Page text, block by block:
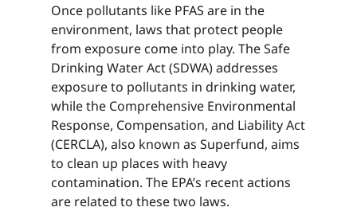
Once pollutants like PFAS are in the
environment, laws that protect people
from exposure come into play. The Safe
Drinking Water Act (SDWA) addresses
exposure to pollutants in drinking water,
while the Comprehensive Environmental
Response, Compensation, and Liability Act
(CERCLA), also known as Superfund, aims
to clean up places with heavy
contamination. The EPA’s recent actions
are related to these two laws.​​​​‌ ‍ ​‍​‍‌‍ ‌ ​‍‌‍‍‌‌‍‌ ‌‍‍‌‌‍ ‍​‍​‍​ ‍‍​‍​‍‌ ​ ‌‍​‌‌‍ ‍‌‍‍‌‌ ‌​‌ ‍‌​‍ ‍‌‍‍‌‌‍ ​‍​‍​‍ ​​‍​‍‌‍‍​‌ ​‍‌‍‌‌‌‍‌‍​‍​‍​ ‍‍​‍​‍‌‍‍​‌ ‌​‌ ‌​‌ ​​‌ ​ ​ ‍‍​‍ ​‍ ‌‍​ ‌‍ ‌‌ ​ ​‍ ‍‌‍ ‌‌‍​‌‌‍‍‌‌‍ ‍​‍ ‍​ ​‍​ ​​​ ​‍​ ‌​‌ ​‍‌‍‌‌‌‍‌​‌‍‌‌‌ ​ ‌‍‍‌‌‍‌ ‌‍ ‍​‍ ‍‌ ​‍‌‍‍‌‌ ‌‍‌‍‌‌‌ ​‍‌‍‍ ‌‍‌‌‌‍‌‌‌ ​​‌‍‌‌‌ ​‍​‍ ‍‌‍ ‌ ​‍‌‍‌ ​‍ ‌‍‍‌‌‍ ‍‌ ‌​‌‍‌‌‌‍ ‍‌ ‌​​‍ ‌‍‌‌‌‍‌​‌‍‍‌‌ ‌​​‍ ‌‍ ‌‌‍ ‌‍‌​‌‍‌‌​ ‌‌ ​​‌ ​‍‌‍‌‌‌ ​ ‌‍‌‌‌‍ ‍‌ ‌​‌‍​‌‌ ‌​‌‍‍‌‌‍ ‌‍ ‍​ ‍ ‌‍‍‌‌‍‌​​ ‌‌‍​ ​ ​‍‌‍‌‍​ ​​​ ​‌‌‍​ ​ ‌ ​ ‌ ​‍ ‌‌‍​‍​ ‌​​ ​‌‌‍​‌​‍ ‌​ ‌​​ ‌​‌‍​‌​ ‌​​‍ ‌‌‍​‌​ ​​‌‍​‌‌‍‌‌​‍ ‌​ ‌‍​ ‌ ​ ‌‌‌‍​ ​ ‌​​ ‍​​ ‍‌​ ​‍​ ‌ ​ ​ ​ ​​​ ‌​​ ‍ ‌ ‌​‌ ‍‌‌ ​​‌‍‌‌​ ‌‌‍​‌‌ ​‍‌ ‌​‌‍‍‌‌‍​ ‌‍ ​‌‍‌‌​ ‍ ‌ ​​‌‍​‌‌ ‌​‌‍‍​​ ‌‌‍​ ‌‍ ‌‍ ‍‌ ‌​‌‍‌‌‌‍ ‍‌ ‌​​‍‌‌​ ‌‌‌​​‍‌‌ ‌‍‍ ‌‍‌‌‌ ‍‌​‍‌‌​ ​ ‌​‌​​‍‌‌​ ​ ‌​‌​​‍‌‌​ ​‍​ ​‍​ ‌​​ ​‍​ ‌ ​ ​ ​ ‌‌‌‍‌​​ ​ ‌‍​‍​ ‍‌​ ‍​‌‍‌​‌‍​‌​‍‌‌​ ​‍​ ​‍​‍‌‌​ ‌‌‌​‌​​‍ ‍‌‍​ ‌‍‍​‌‍‍‌‌‍ ​‌‍‌​‌ ​‍‌‍‌‌‌‍ ‍​‍‌‌​ ‌‌‌​​‍‌‌ ‌‍‍ ‌‍‌‌‌ ‍‌​‍‌‌​ ​ ‌​‌​​‍‌‌​ ​ ‌​‌​​‍‌‌​ ​‍​ ​‍‌‍‌​​ ‌​​ ‌ ​ ​‌​ ​​​ ‌‍‌‍‌​​ ‌‌​ ​‍‌‍​‌​ ​ ​ ​ ​‍‌‌​ ​‍​ ​‍​‍‌‌​ ‌‌‌​‌​​‍ ‍‌ ‌​‌‍‌‌‌ ‍​‌ ‌​​ ‌‍​‍‌‍​‌‌ ​ ‌‍‌‌‌‌‌‌‌ ​‍‌‍ ​​ ‌‌‍‍​‌ ‌​‌ ‌​‌ ​​‌ ​ ​‍‌‌​ ​ ‌​​‌​‍‌‌​ ​‍‌​‌‍​‍‌‌​ ​‍‌​‌‍‌‍​ ‌‍ ‌‌ ​ ​‍ ‍‌‍ ‌‌‍​‌‌‍‍‌‌‍ ‍​‍ ‍​ ​‍​ ​​​ ​‍​ ‌​‌ ​‍‌‍‌‌‌‍‌​‌‍‌‌‌ ​ ‌‍‍‌‌‍‌ ‌‍ ‍​‍ ‍‌ ​‍‌‍‍‌‌ ‌‍‌‍‌‌‌ ​‍‌‍‍ ‌‍‌‌‌‍‌‌‌ ​​‌‍‌‌‌ ​‍​‍ ‍‌‍ ‌ ​‍‌‍‌ ​‍‌‍‌‍‍‌‌‍‌​​ ‌‌‍​ ​ ​‍‌‍‌‍​ ​​​ ​‌‌‍​ ​ ‌ ​ ‌ ​‍ ‌‌‍​‍​ ‌​​ ​‌‌‍​‌​‍ ‌​ ‌​​ ‌​‌‍​‌​ ‌​​‍ ‌‌‍​‌​ ​​‌‍​‌‌‍‌‌​‍ ‌​ ‌‍​ ‌ ​ ‌‌‌‍​ ​ ‌​​ ‍​​ ‍‌​ ​‍​ ‌ ​ ​ ​ ​​​ ‌​​‍‌‍‌ ‌​‌ ‍‌‌ ​​‌‍‌‌​ ‌‌‍​‌‌ ​‍‌ ‌​‌‍‍‌‌‍​ ‌‍ ​‌‍‌‌​‍‌‍‌ ​​‌‍​‌‌ ‌​‌‍‍​​ ‌‌‍​ ‌‍ ‌‍ ‍‌ ‌​‌‍‌‌‌‍ ‍‌ ‌​​‍‌‌​ ‌‌‌​​‍‌‌ ‌‍‍ ‌‍‌‌‌ ‍‌​‍‌‌​ ​ ‌​‌​​‍‌‌​ ​ ‌​‌​​‍‌‌​ ​‍​ ​‍​ ‌​​ ​‍​ ‌ ​ ​ ​ ‌‌‌‍‌​​ ​ ‌‍​‍​ ‍‌​ ‍​‌‍‌​‌‍​‌​‍‌‌​ ​‍​ ​‍​‍‌‌​ ‌‌‌​‌​​‍ ‍‌‍​ ‌‍‍​‌‍‍‌‌‍ ​‌‍‌​‌ ​‍‌‍‌‌‌‍ ‍​‍‌‌​ ‌‌‌​​‍‌‌ ‌‍‍ ‌‍‌‌‌ ‍‌​‍‌‌​ ​ ‌​‌​​‍‌‌​ ​ ‌​‌​​‍‌‌​ ​‍​ ​‍‌‍‌​​ ‌​​ ‌ ​ ​‌​ ​​​ ‌‍‌‍‌​​ ‌‌​ ​‍‌‍​‌​ ​ ​ ​ ​‍‌‌​ ​‍​ ​‍​‍‌‌​ ‌‌‌​‌​​‍ ‍‌ ‌​‌‍‌‌‌ ‍​‌ ‌​​‍‌‍‌ ​​‌‍‌‌‌ ​‍‌ ​ ‌ ​​‌‍‌‌‌‍​ ‌ ‌​‌‍‍‌‌ ‌‍‌‍‌‌​ ‌‌ ​​‌ ‌‌‌‍​‍‌‍ ​‌‍‍‌‌ ​ ‌‍‍​‌‍‌‌‌‍‌​​‍​‍‌ ‌